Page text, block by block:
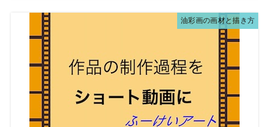
油彩画の画材と描き方